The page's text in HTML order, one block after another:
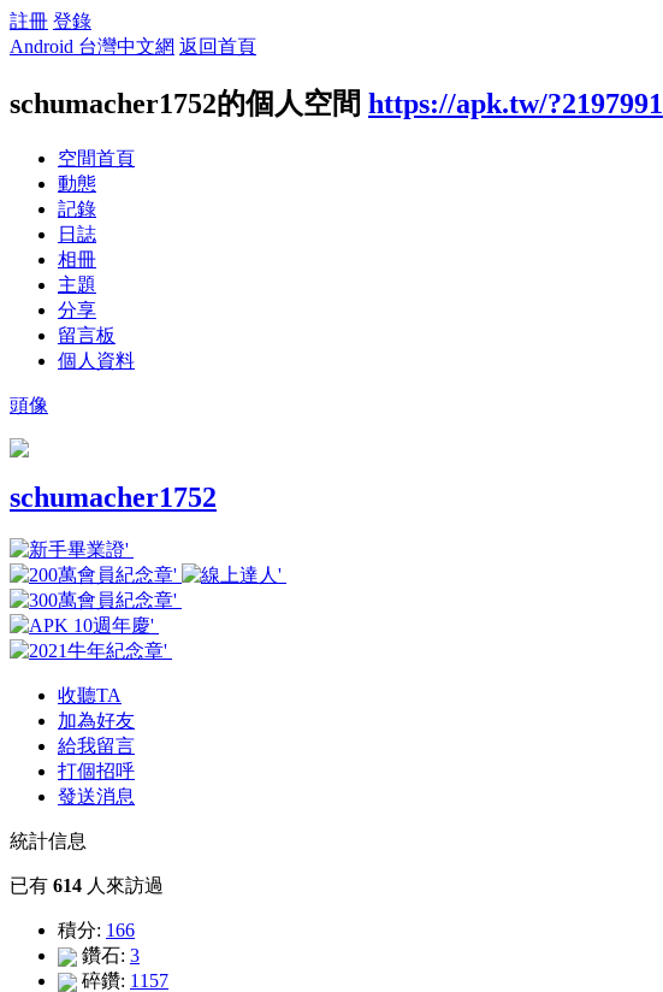
註冊 登錄
Android 台灣中文網 返回首頁
schumacher1752的個人空間 https://apk.tw/?2197991
空間首頁
動態
記錄
日誌
相冊
主題
分享
留言板
個人資料
頭像
schumacher1752
收聽TA
加為好友
給我留言
打個招呼
發送消息
統計信息
已有 614 人來訪過
積分: 166
鑽石: 3
碎鑽: 1157